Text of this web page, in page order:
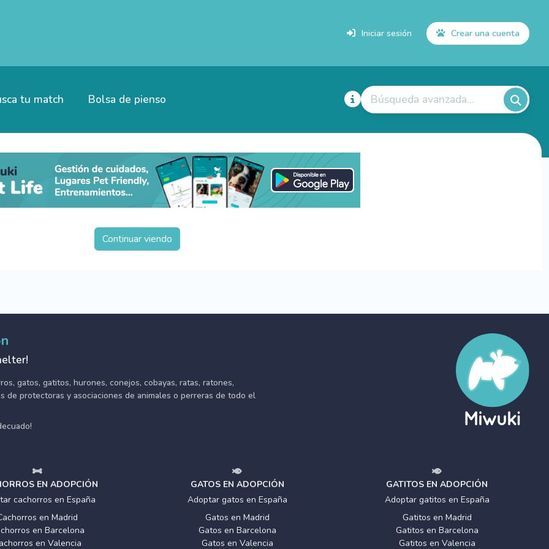
Iniciar sesión Crear una cuenta
tu match Bolsa de pienso Búsqueda avanzada...
Continuar viendo
gatos, gatitos, hurones, conejos, cobayas, ratas, ratones,
de protectoras y asociaciones de animales o perreras de todo el
EN ADOPCIÓN
cachorros en España
en Madrid
en Barcelona
en Valencia
GATOS EN ADOPCIÓN
Adoptar gatos en España
Gatos en Madrid
Gatos en Barcelona
Gatos en Valencia
GATITOS EN ADOPCIÓN
Adoptar gatitos en España
Gatitos en Madrid
Gatitos en Barcelona
Gatitos en Valencia